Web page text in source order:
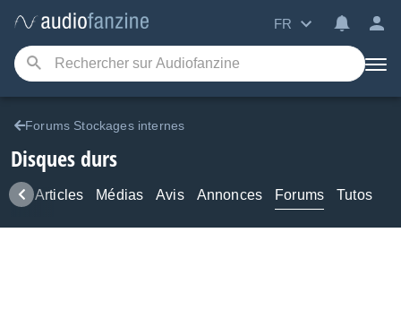
FR
Forums Stockages internes
Disques durs
Articles Médias Avis Annonces Forums Tutos